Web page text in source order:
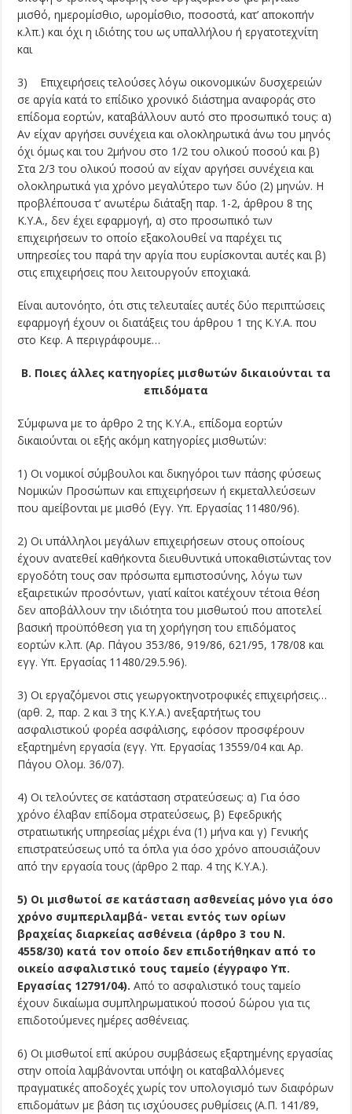
μισθό, ημερομίσθιο, ωρομίσθιο, ποσοστά, κατ’ αποκοπήν
κ.λπ.) και όχι η ιδιότης του ως υπαλλήλου ή εργατοτεχνίτη
και
3) Επιχειρήσεις τελούσες λόγω οικονομικών δυσχερειών
σε αργία κατά το επίδικο χρονικό διάστημα αναφοράς στο
επίδομα εορτών, καταβάλλουν αυτό στο προσωπικό τους: α)
Αν είχαν αργήσει συνέχεια και ολοκληρωτικά άνω του μηνός
όχι όμως και του 2μήνου στο 1/2 του ολικού ποσού και β)
Στα 2/3 του ολικού ποσού αν είχαν αργήσει συνέχεια και
ολοκληρωτικά για χρόνο μεγαλύτερο των δύο (2) μηνών. Η
προβλέπουσα τ’ ανωτέρω διάταξη παρ. 1-2, άρθρου 8 της
Κ.Υ.Α., δεν έχει εφαρμογή, α) στο προσωπικό των
επιχειρήσεων το οποίο εξακολουθεί να παρέχει τις
υπηρεσίες του παρά την αργία που ευρίσκονται αυτές και β)
στις επιχειρήσεις που λειτουργούν εποχιακά.
Είναι αυτονόητο, ότι στις τελευταίες αυτές δύο περιπτώσεις
εφαρμογή έχουν οι διατάξεις του άρθρου 1 της Κ.Υ.Α. που
στο Κεφ. Α περιγράφουμε…
Β. Ποιες άλλες κατηγορίες μισθωτών δικαιούνται τα
επιδόματα
Σύμφωνα με το άρθρο 2 της Κ.Υ.Α., επίδομα εορτών
δικαιούνται οι εξής ακόμη κατηγορίες μισθωτών:
1) Οι νομικοί σύμβουλοι και δικηγόροι των πάσης φύσεως
Νομικών Προσώπων και επιχειρήσεων ή εκμεταλλεύσεων
που αμείβονται με μισθό (Εγγ. Υπ. Εργασίας 11480/96).
2) Οι υπάλληλοι μεγάλων επιχειρήσεων στους οποίους
έχουν ανατεθεί καθή­κοντα διευθυντικά υποκαθιστώντας τον
εργοδότη τους σαν πρόσωπα εμπιστοσύνης, λόγω των
εξαιρετικών προσόντων, γιατί καίτοι κατέχουν τέτοια θέση
δεν αποβάλλουν την ιδιότητα του μισθωτού που αποτελεί
βασική προϋπόθεση για τη χορήγηση του επιδόματος
εορτών κ.λπ. (Αρ. Πάγου 353/86, 919/86, 621/95, 178/08 και
εγγ. Υπ. Εργασίας 11480/29.5.96).
3) Οι εργαζόμενοι στις γεωργοκτηνοτροφικές επιχειρήσεις…
(αρθ. 2, παρ. 2 και 3 της Κ.Υ.Α.) ανεξαρτήτως του
ασφαλιστικού φορέα ασφάλισης, εφόσον προσφέρουν
εξαρτημένη εργασία (εγγ. Υπ. Εργασίας 13559/04 και Αρ.
Πάγου Ολομ. 36/07).
4) Οι τελούντες σε κατάσταση στρατεύσεως: α) Για όσο
χρόνο έλαβαν επίδομα στρατεύσεως, β) Εφεδρικής
στρατιωτικής υπηρεσίας μέχρι ένα (1) μήνα και γ) Γενικής
επιστρατεύσεως υπό τα όπλα για όσο χρόνο απουσιάζουν
από την εργασία τους (άρθρο 2 παρ. 4 της Κ.Υ.Α.).
5) Οι μισθωτοί σε κατάσταση ασθενείας μόνο για όσο
χρόνο συμπεριλαμβά- νεται εντός των ορίων
βραχείας διαρκείας ασθένεια (άρθρο 3 του Ν.
4558/30) κατά τον οποίο δεν επιδοτήθηκαν από το
οικείο ασφαλιστικό τους ταμείο (έγγραφο Υπ.
Εργασίας 12791/04). Από το ασφαλιστικό τους ταμείο
έχουν δικαίωμα συμπληρωματικού ποσού δώρου για τις
επιδοτούμενες ημέρες ασθένειας.
6) Οι μισθωτοί επί ακύρου συμβάσεως εξαρτημένης εργασίας
στην οποία λαμβάνονται υπόψη οι καταβαλλόμενες
πραγματικές αποδοχές χωρίς τον υπολο­γισμό των διαφόρων
επιδομάτων με βάση τις ισχύουσες ρυθμίσεις (Α.Π. 141/89,